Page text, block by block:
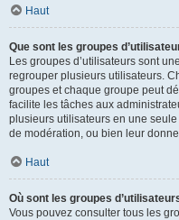
Haut
Que sont les groupes
Les groupes d’utilisateurs sont
regrouper plusieurs utilisateurs.
groupes et chaque groupe peut
facilite les tâches aux
plusieurs utilisateurs en une
de modération, ou bien leur
Haut
Où sont les groupes
Vous pouvez consulter tous les